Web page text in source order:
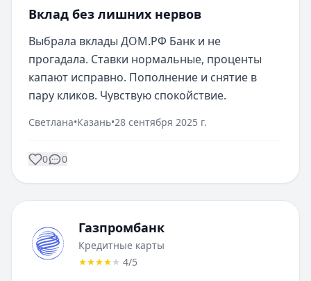
Вклад без лишних нервов
Выбрала вклады ДОМ.РФ Банк и не
прогадала. Ставки нормальные, проценты
капают исправно. Пополнение и снятие в
пару кликов. Чувствую спокойствие.
Светлана•Казань•28 сентября 2025 г.
0 0
Газпромбанк
Кредитные карты
4/5